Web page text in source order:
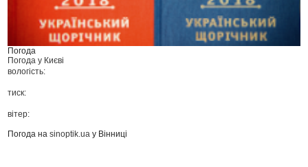
Погода
Погода у Києві
вологість:
тиск:
вітер:
Погода наsinoptik.ua у Вінниці